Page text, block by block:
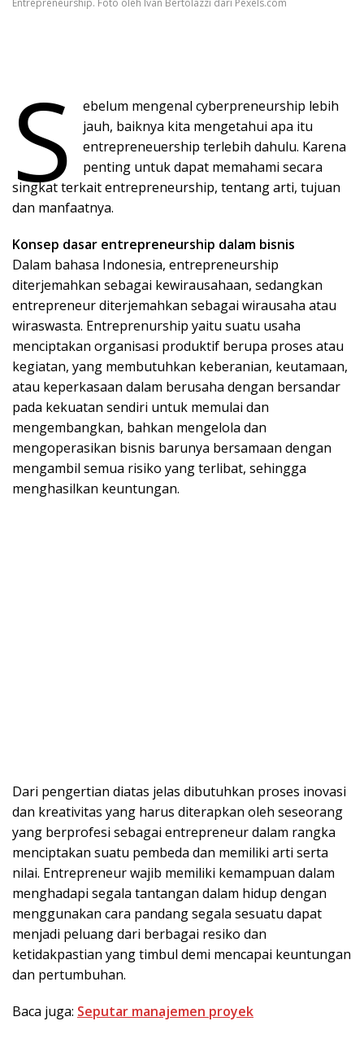
S
ebelum mengenal cyberpreneurship lebih
jauh, baiknya kita mengetahui apa itu
entrepreneuership terlebih dahulu. Karena
penting untuk dapat memahami secara
singkat terkait entrepreneurship, tentang arti, tujuan
dan manfaatnya.
Konsep dasar entrepreneurship dalam bisnis
Dalam bahasa Indonesia, entrepreneurship
diterjemahkan sebagai kewirausahaan, sedangkan
entrepreneur diterjemahkan sebagai wirausaha atau
wiraswasta. Entreprenurship yaitu suatu usaha
menciptakan organisasi produktif berupa proses atau
kegiatan, yang membutuhkan keberanian, keutamaan,
atau keperkasaan dalam berusaha dengan bersandar
pada kekuatan sendiri untuk memulai dan
mengembangkan, bahkan mengelola dan
mengoperasikan bisnis barunya bersamaan dengan
mengambil semua risiko yang terlibat, sehingga
menghasilkan keuntungan.
Dari pengertian diatas jelas dibutuhkan proses inovasi
dan kreativitas yang harus diterapkan oleh seseorang
yang berprofesi sebagai entrepreneur dalam rangka
menciptakan suatu pembeda dan memiliki arti serta
nilai. Entrepreneur wajib memiliki kemampuan dalam
menghadapi segala tantangan dalam hidup dengan
menggunakan cara pandang segala sesuatu dapat
menjadi peluang dari berbagai resiko dan
ketidakpastian yang timbul demi mencapai keuntungan
dan pertumbuhan.
Baca juga: Seputar manajemen proyek